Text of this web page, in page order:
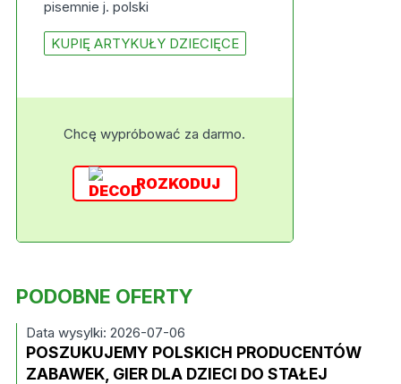
pisemnie j. polski
KUPIĘ ARTYKUŁY DZIECIĘCE
Chcę wypróbować za darmo.
ROZKODUJ
PODOBNE OFERTY
Data wysylki: 2026-07-06
POSZUKUJEMY POLSKICH PRODUCENTÓW
ZABAWEK, GIER DLA DZIECI DO STAŁEJ